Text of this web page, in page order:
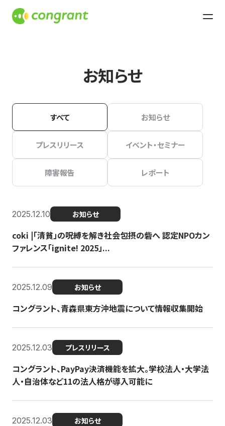
お知らせ
すべて お知らせ
プレスリリース イベント・セミナー
障害報告 レポート
2025.12.10 お知らせ
coki |「清貧」の呪縛を解き社会包摂の砦へ 認定NPOカン
ファレンス「ignite! 2025」...
2025.12.09 お知らせ
コングラント、青森県東方沖地震について情報収集開始
2025.12.03 プレスリリース
コングラント、PayPay決済機能を拡大。学校法人・大学法
人・自治体など11の法人格が導入可能に
2025.12.03 お知らせ